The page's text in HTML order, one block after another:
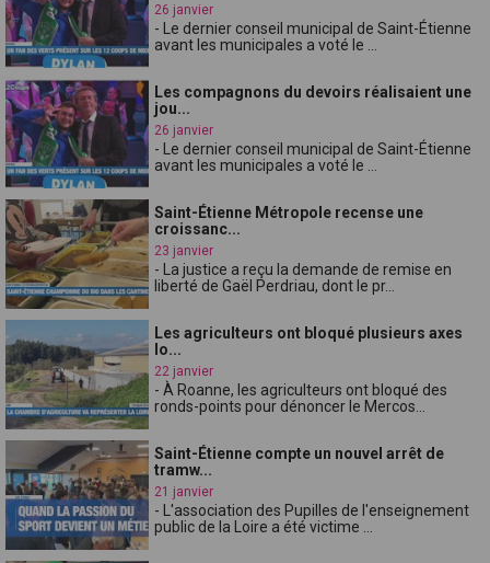
26 janvier
- Le dernier conseil municipal de Saint-Étienne
avant les municipales a voté le ...
Les compagnons du devoirs réalisaient une
jou...
26 janvier
- Le dernier conseil municipal de Saint-Étienne
avant les municipales a voté le ...
Saint-Étienne Métropole recense une
croissanc...
23 janvier
- La justice a reçu la demande de remise en
liberté de Gaël Perdriau, dont le pr...
Les agriculteurs ont bloqué plusieurs axes
lo...
22 janvier
- À Roanne, les agriculteurs ont bloqué des
ronds-points pour dénoncer le Mercos...
Saint-Étienne compte un nouvel arrêt de
tramw...
21 janvier
- L'association des Pupilles de l'enseignement
public de la Loire a été victime ...